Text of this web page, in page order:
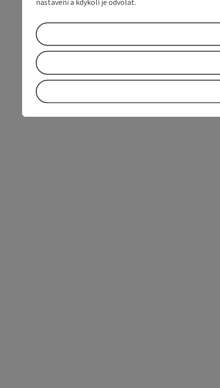
nastavení a kdykoli je odvolat.